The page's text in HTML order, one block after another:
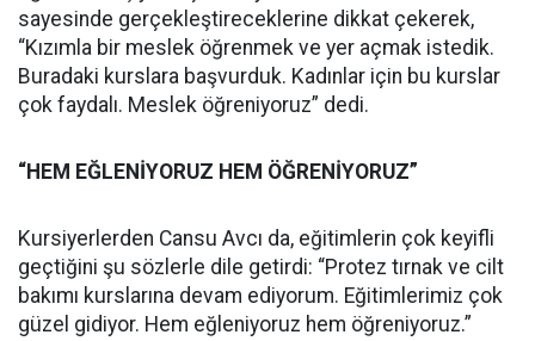
sayesinde gerçekleştireceklerine dikkat çekerek,
“Kızımla bir meslek öğrenmek ve yer açmak istedik.
Buradaki kurslara başvurduk. Kadınlar için bu kurslar
çok faydalı. Meslek öğreniyoruz” dedi.
“HEM EĞLENİYORUZ HEM ÖĞRENİYORUZ”
Kursiyerlerden Cansu Avcı da, eğitimlerin çok keyifli
geçtiğini şu sözlerle dile getirdi: “Protez tırnak ve cilt
bakımı kurslarına devam ediyorum. Eğitimlerimiz çok
güzel gidiyor. Hem eğleniyoruz hem öğreniyoruz.”